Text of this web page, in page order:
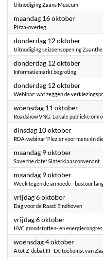
Uitnodiging Zaans Museum
maandag 16 oktober2023
Pizza-overleg
donderdag 12 oktober2023
Uitnodiging seizoensopening
donderdag 12 oktober2023
Informatiemarkt begroting
donderdag 12 oktober2023
Webinar: wat zeggen de
woensdag 11 oktober2023
Roadshow VNG: Lokale publieke
dinsdag 10 oktober2023
RDA-webinar ‘Plezier voor mens én
maandag 9 oktober2023
Save the date: Sinterklaasconvenant
maandag 9 oktober2023
Week tegen de armoede - bustour
vrijdag 6 oktober2023
Dag voor de Raad: Eindhoven
vrijdag 6 oktober2023
HVC grondstoffen- en energiecongres
woensdag 4 oktober2023
A tot Z-debat III - De toekomst van